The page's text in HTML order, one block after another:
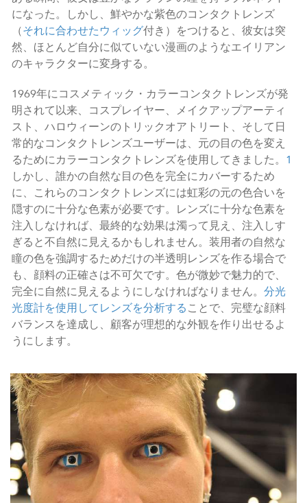
になった。しかし、鮮やかな紫色のコンタクトレンズ
（それに合わせたウィッグ付き）をつけると、彼女は突
然、ほとんど自分に似ていない漫画のようなエイリアン
のキャラクターに変身する。
1969年にコスメティック・カラーコンタクトレンズが発
明されて以来、コスプレイヤー、メイクアップアーティ
スト、ハロウィーンのトリックオアトリート、そして日
常的なコンタクトレンズユーザーは、元の目の色を変え
るためにカラーコンタクトレンズを使用してきました。 1
しかし、誰かの自然な目の色を完全にカバーするため
に、これらのコンタクトレンズには虹彩の元の色合いを
隠すのに十分な色素が必要です。レンズに十分な色素を
注入しなければ、最終的な効果は濁って見え、注入しす
ぎると不自然に見えるかもしれません。装用者の自然な
瞳の色を強調するためだけの半透明レンズを作る場合で
も、顔料の正確さは不可欠です。色が微妙で魅力的で、
完全に自然に見えるようにしなければなりません。 分光
光度計を使用してレンズを分析することで、完璧な顔料
バランスを達成し、顧客が理想的な外観を作り出せるよ
うにします。